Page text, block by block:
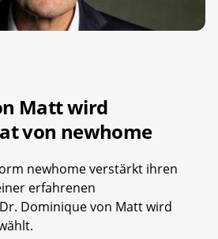
Matt wird
von newhome
newhome verstärkt ihren
erfahrenen
Dominique von Matt wird